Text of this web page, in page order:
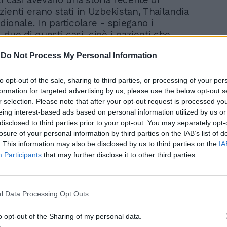
Do Not Process My Personal Information
opt-out of the sale, sharing to third parties, or processing of your
for targeted advertising by us, please use the below opt-out
selection. Please note that after your opt-out request is processed
interest-based ads based on personal information utilized by us
to third parties prior to your opt-out. You may separately
of your personal information by third parties on the IAB’s list of
This information may also be disclosed by us to third parties on the
Participants that may further disclose it to other third parties.
Data Processing Opt Outs
opt-out of the Sharing of my personal data.
erano stati in Uzbekistan, Thailandia
In particolare - spiegano i
di questi casi, cioè i pazienti che
di MeV caratterizzati da tre mutazioni
Francisco José Pérez-Rodríguez, in uno
anch’esso su ‘Eurosurveillance’, nel
1 febbraio. Proprio questo studio aveva
dell’equipe dell’Università di Milano
di malattie infettive dell’Iss, che ha
la caccia alle stesse mutazioni.
anche in Italia, in una zona densamente
sono verificate, spiegano i ricercatori
che è il bersaglio dei test rapidi